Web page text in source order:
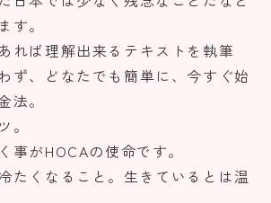
す。
れば理解出来るテキストを執筆
ず、どなたでも簡単に、今すぐ始
法。
。
事がHOCAの使命です。
たくなること。生きているとは温